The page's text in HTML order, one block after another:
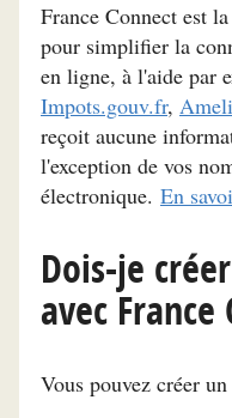
France Connect est
pour simplifier la
en ligne, à l'aide par
Impots.gouv.fr,
reçoit aucune
l'exception de vos
électronique. En
Dois-je
avec
Vous pouvez créer